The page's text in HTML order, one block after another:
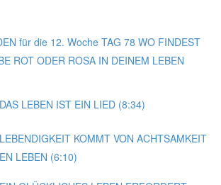
für die 12. Woche TAG 78 WO FINDEST
ROT ODER ROSA IN DEINEM LEBEN
LEBEN IST EIN LIED (8:34)
KOMMT VON ACHTSAMKEIT
LEBEN (6:10)